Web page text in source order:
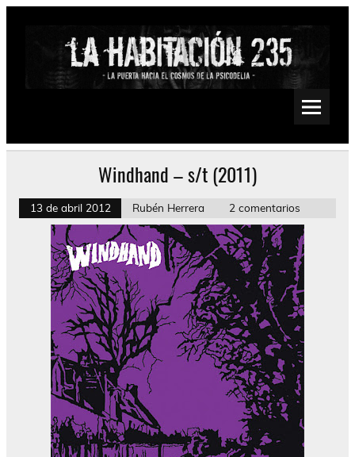
Saltar
Psychedelic, Stoner, Doom, Sludge, Fuzz, Space, Drone
Windhand – s/t (2011)
13 de abril 2012 Rubén Herrera 2 comentarios